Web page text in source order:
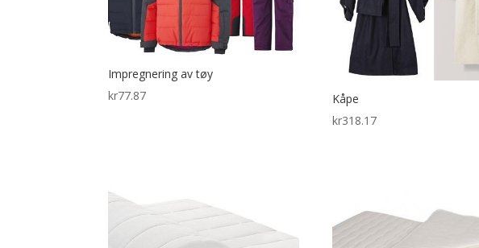
Impregnering av tøy
kr77.87
Kåpe
kr318.17